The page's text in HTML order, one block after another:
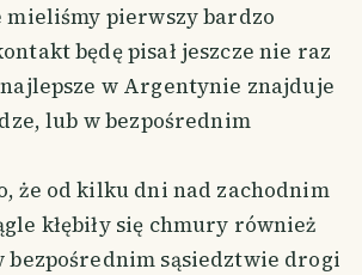
pierwszy bardzo
będę pisał jeszcze nie raz
w Argentynie znajduje
lub w bezpośrednim
że od kilku dni nad zachodnim
kłębiły się chmury również
bezpośrednim sąsiedztwie drogi